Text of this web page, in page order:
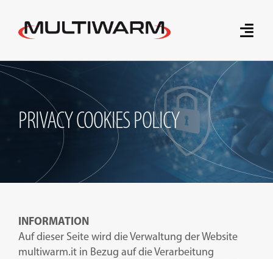
content
Toggle
News
Fordern Sie einen Kostenvoranschlag an
Download
PRIVACY COOKIES POLICY
INFORMATION
Auf dieser Seite wird die Verwaltung der Website
multiwarm.it in Bezug auf die Verarbeitung